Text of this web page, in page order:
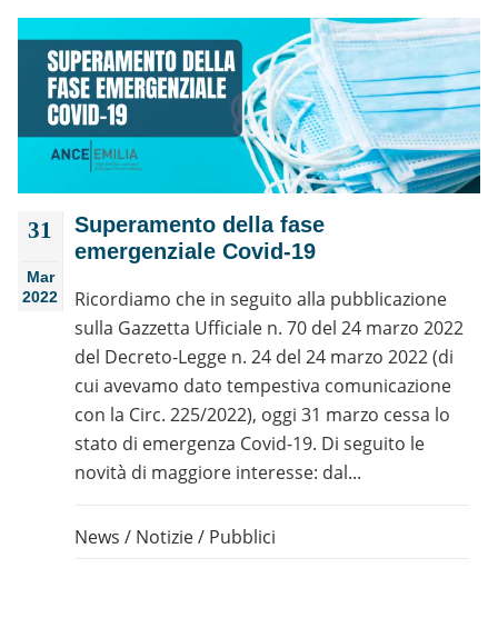
31
Mar
2022
Superamento della fase
emergenziale Covid-19
Ricordiamo che in seguito alla pubblicazione
sulla Gazzetta Ufficiale n. 70 del 24 marzo 2022
del Decreto-Legge n. 24 del 24 marzo 2022 (di
cui avevamo dato tempestiva comunicazione
con la Circ. 225/2022), oggi 31 marzo cessa lo
stato di emergenza Covid-19. Di seguito le
novità di maggiore interesse: dal...
News / Notizie/ Pubblici